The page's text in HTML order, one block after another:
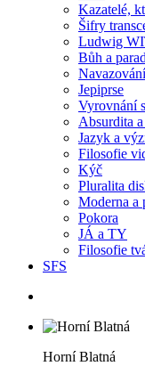
Kazatelé,
Šifry
Ludwig
Bůh a
Jepiprse
Vyrovnání
Absurdita
Jazyk a
Filosofie
Kýč
Pluralita
Moderna a
Pokora
JÁ a TY
Filosofie
SFS
Horní Blatná